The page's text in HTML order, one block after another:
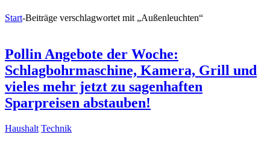
Start-Beiträge verschlagwortet mit „Außenleuchten“
Pollin Angebote der Woche:
Schlagbohrmaschine, Kamera, Grill und
vieles mehr jetzt zu sagenhaften
Sparpreisen abstauben!
Haushalt Technik